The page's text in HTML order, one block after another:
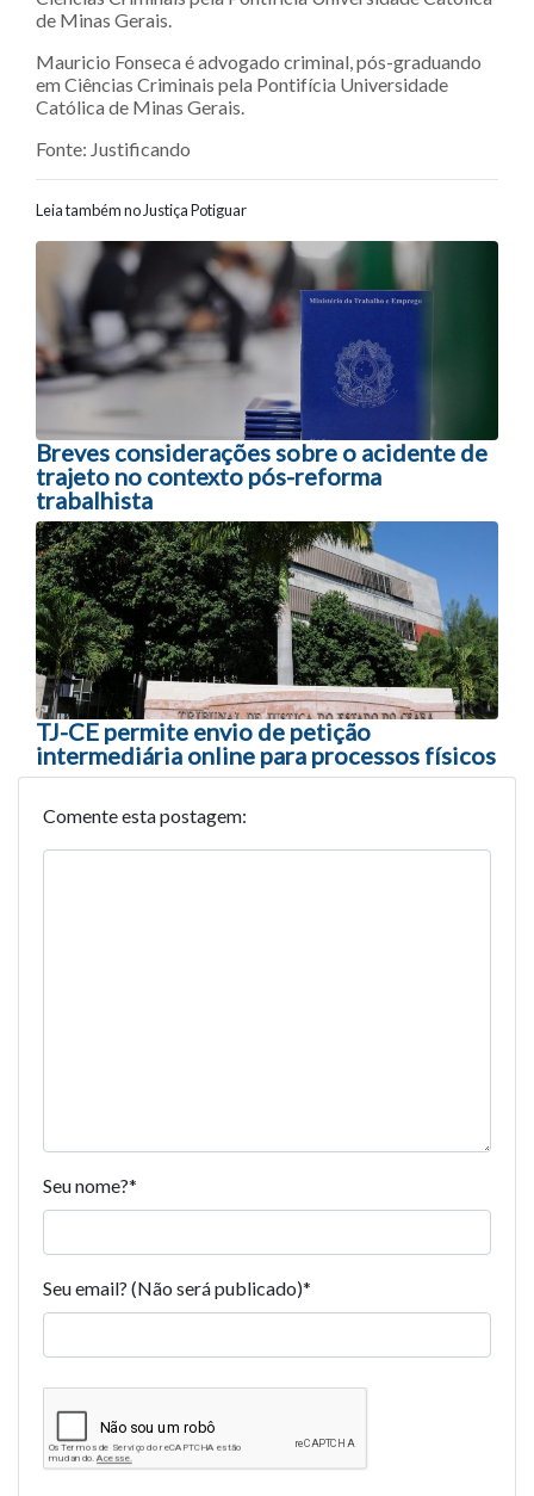
de Minas Gerais.
Mauricio Fonseca é advogado criminal, pós-graduando
em Ciências Criminais pela Pontifícia Universidade
Católica de Minas Gerais.
Fonte: Justificando
Leia também no Justiça Potiguar
Navegação entre posts
Breves considerações sobre o acidente de
trajeto no contexto pós-reforma
trabalhista
TJ-CE permite envio de petição
intermediária online para processos físicos
Comente esta postagem:
Seu nome?*
Seu email? (Não será publicado)*